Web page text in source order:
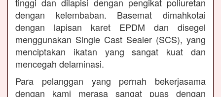
tinggi dan dilapisi dengan pengikat poliuretan
dengan kelembaban. Basemat dimahkotai
dengan lapisan karet EPDM dan disegel
menggunakan Single Cast Sealer (SCS), yang
menciptakan ikatan yang sangat kuat dan
mencegah delaminasi.
Para pelanggan yang pernah bekerjasama
dengan kami merasa sangat puas dengan